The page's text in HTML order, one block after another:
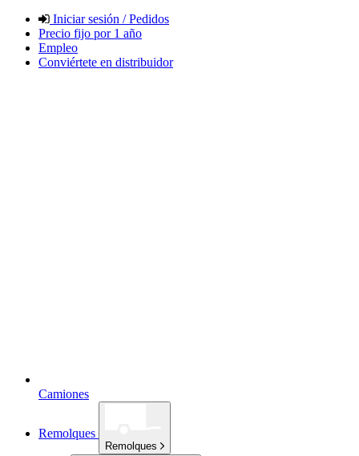
Iniciar sesión / Pedidos
Precio fijo por 1 año
Empleo
Conviértete en distribuidor
Camiones
Remolques
Remolques